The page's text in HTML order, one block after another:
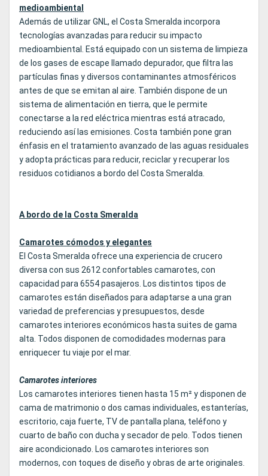
medioambiental
Además de utilizar GNL, el Costa Smeralda incorpora
tecnologías avanzadas para reducir su impacto
medioambiental. Está equipado con un sistema de limpieza
de los gases de escape llamado depurador, que filtra las
partículas finas y diversos contaminantes atmosféricos
antes de que se emitan al aire. También dispone de un
sistema de alimentación en tierra, que le permite
conectarse a la red eléctrica mientras está atracado,
reduciendo así las emisiones. Costa también pone gran
énfasis en el tratamiento avanzado de las aguas residuales
y adopta prácticas para reducir, reciclar y recuperar los
residuos cotidianos a bordo del Costa Smeralda.
A bordo de la Costa Smeralda
Camarotes cómodos y elegantes
El Costa Smeralda ofrece una experiencia de crucero
diversa con sus 2612 confortables camarotes, con
capacidad para 6554 pasajeros. Los distintos tipos de
camarotes están diseñados para adaptarse a una gran
variedad de preferencias y presupuestos, desde
camarotes interiores económicos hasta suites de gama
alta. Todos disponen de comodidades modernas para
enriquecer tu viaje por el mar.
Camarotes interiores
Los camarotes interiores tienen hasta 15 m² y disponen de
cama de matrimonio o dos camas individuales, estanterías,
escritorio, caja fuerte, TV de pantalla plana, teléfono y
cuarto de baño con ducha y secador de pelo. Todos tienen
aire acondicionado. Los camarotes interiores son
modernos, con toques de diseño y obras de arte originales.